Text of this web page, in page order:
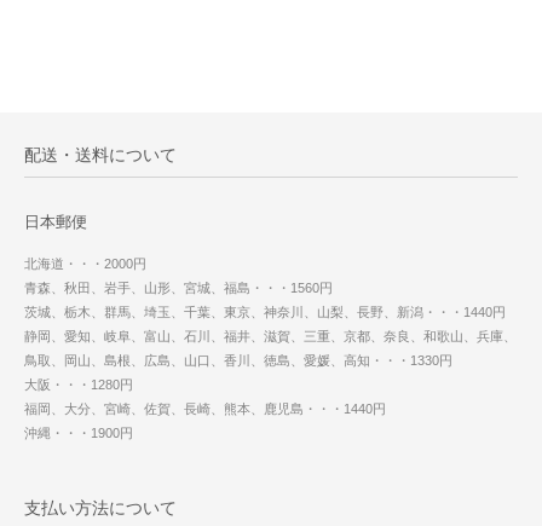
配送・送料について
日本郵便
北海道・・・2000円
青森、秋田、岩手、山形、宮城、福島・・・1560円
茨城、栃木、群馬、埼玉、千葉、東京、神奈川、山梨、長野、新潟・・・1440円
静岡、愛知、岐阜、富山、石川、福井、滋賀、三重、京都、奈良、和歌山、兵庫、
鳥取、岡山、島根、広島、山口、香川、徳島、愛媛、高知・・・1330円
大阪・・・1280円
福岡、大分、宮崎、佐賀、長崎、熊本、鹿児島・・・1440円
沖縄・・・1900円
支払い方法について